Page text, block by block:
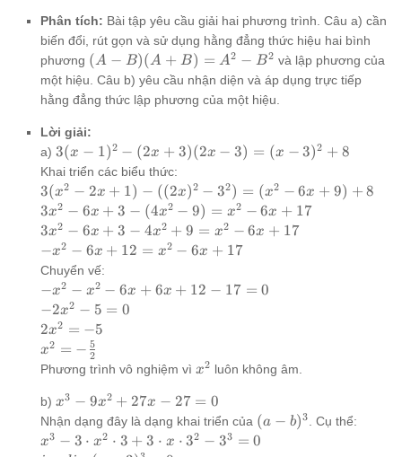
\cdot
2000
\cdot
1 - 1
Phân tích: Bài tập yêu cầu giải hai phương trình. Câu a) cần
biến đổi, rút gọn và sử dụng hằng đẳng thức hiệu hai bình
phương (A-B)
(A+B)
= A^2
- B^2
(A − B)(A + B) = A2 − B2 và lập phương của
một hiệu. Câu b) yêu cầu nhận diện và áp dụng trực tiếp
hằng đẳng thức lập phương của một hiệu.
Lời giải:
a) 3(x-
1)^2 -
(2x+3)
(2x-3)
= (x-
3)^2 +
8
3(x − 1)2 − (2x + 3)(2x − 3) = (x − 3)2 + 8
Khai triển các biểu thức:
3(x^2 -
2x + 1)
-
((2x)^2
- 3^2)
= (x^2
- 6x +
9) + 8
3(x2 − 2x + 1) − ((2x)2 − 32) = (x2 − 6x + 9) + 8
3x^2
- 6x
+ 3 -
(4x^2
- 9) =
x^2 -
6x +
17
3x2 − 6x + 3 − (4x2 − 9) = x2 − 6x + 17
3x^2
- 6x
+ 3 -
4x^2
+ 9
=
x^2
- 6x
+ 17
3x2 − 6x + 3 − 4x2 + 9 = x2 − 6x + 17
-
x^2
6x
+
12
=
x^2
-
6x
+
17
−x2 − 6x + 12 = x2 − 6x + 17
Chuyển vế:
-
x^2
-
x^2
-
6x
+
6x
+
12
−x2 − x2 − 6x + 6x + 12 − 17 = 0
-2x^2
- 5 =
0
−2x2 − 5 = 0
2x^2
= -5
2x2 = −5
x^2 = -
\frac{5}
x2 = − 2
5
Phương trình vô nghiệm vì x^2
x2 luôn không âm.
b) x^3
-
9x^2
x3 − 9x2 + 27x − 27 = 0
Nhận dạng đây là dạng khai triển của (a-
b)^3
(a − b)3 . Cụ thể:
x^3 -
x3 − 3 ⋅ x2 ⋅ 3 + 3 ⋅ x ⋅ 32 − 33 = 0